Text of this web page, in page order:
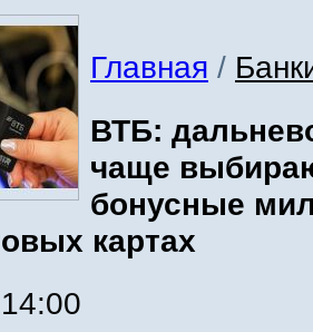
Главная /
ВТБ:
чаще
бонусные
картах